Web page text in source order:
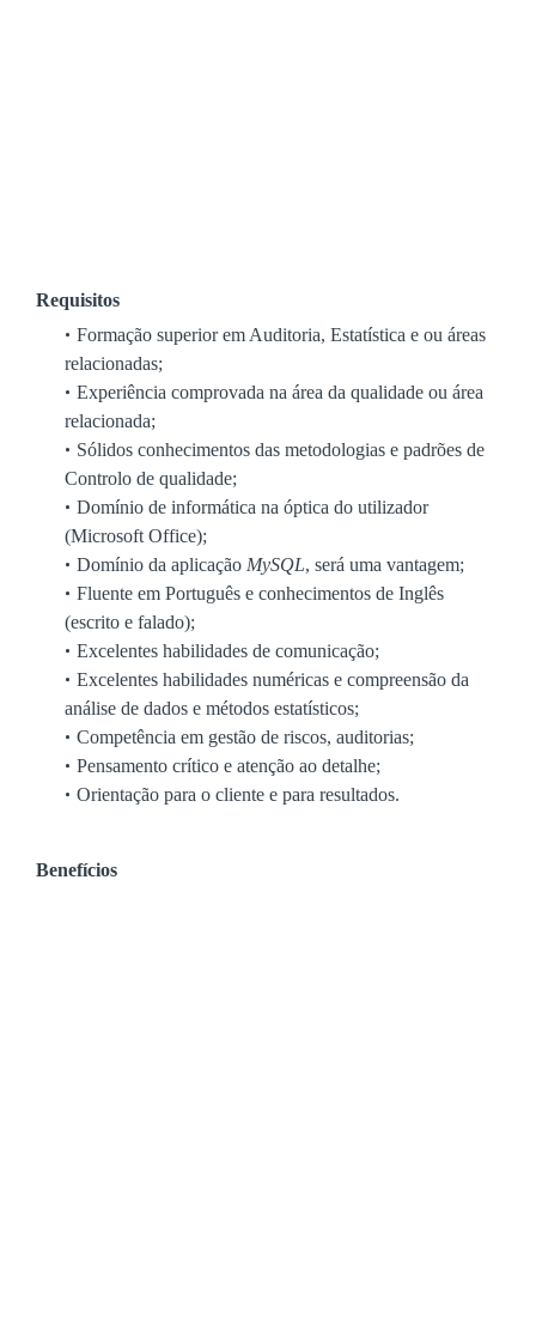
Requisitos
Formação superior em Auditoria, Estatística e ou áreas
relacionadas;
Experiência comprovada na área da qualidade ou área
relacionada;
Sólidos conhecimentos das metodologias e padrões de
Controlo de qualidade;
Domínio de informática na óptica do utilizador
(Microsoft Office);
Domínio da aplicação MySQL, será uma vantagem;
Fluente em Português e conhecimentos de Inglês
(escrito e falado);
Excelentes habilidades de comunicação;
Excelentes habilidades numéricas e compreensão da
análise de dados e métodos estatísticos;
Competência em gestão de riscos, auditorias;
Pensamento crítico e atenção ao detalhe;
Orientação para o cliente e para resultados.
Benefícios